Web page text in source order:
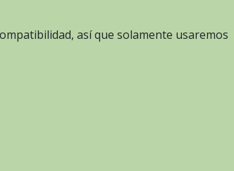
así que solamente usaremos